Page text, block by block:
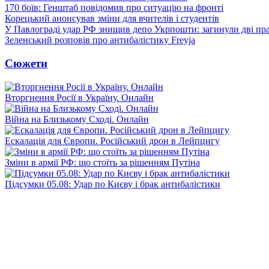
170 боїв: Генштаб повідомив про ситуацію на фронті
Корецький анонсував зміни для вчителів і студентів
У Павлограді удар РФ знищив депо Укрпошти: загинули дві
Зеленський розповів про антибалістику Freyja
Сюжети
Вторгнення Росії в Україну. Онлайн
Війна на Близькому Сході. Онлайн
Ескалація для Європи. Російський дрон в Лейпцигу
Зміни в армії РФ: що стоїть за рішенням Путіна
Підсумки 05.08: Удар по Києву і брак антибалістики